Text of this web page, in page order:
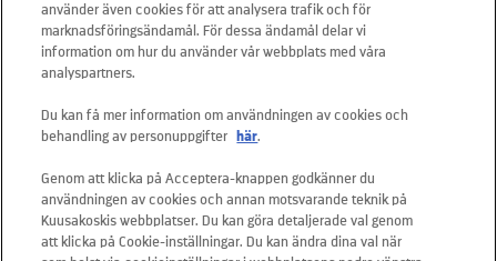
Mail:info.sverige@kuusakoski.com
Måndag-fredag: 08.00 - 16.00
SNABBLÄNKAR
Kontakta oss
Våra tjänster
använder även cookies för att analysera trafik och för
marknadsföringsändamål. För dessa ändamål delar vi
information om hur du använder vår webbplats med våra
analyspartners.
Du kan få mer information om användningen av cookies och
behandling av personuppgifter
här.
Genom att klicka på Acceptera-knappen godkänner du
användningen av cookies och annan motsvarande teknik på
Kuusakoskis webbplatser. Du kan göra detaljerade val genom
att klicka på Cookie-inställningar. Du kan ändra dina val när